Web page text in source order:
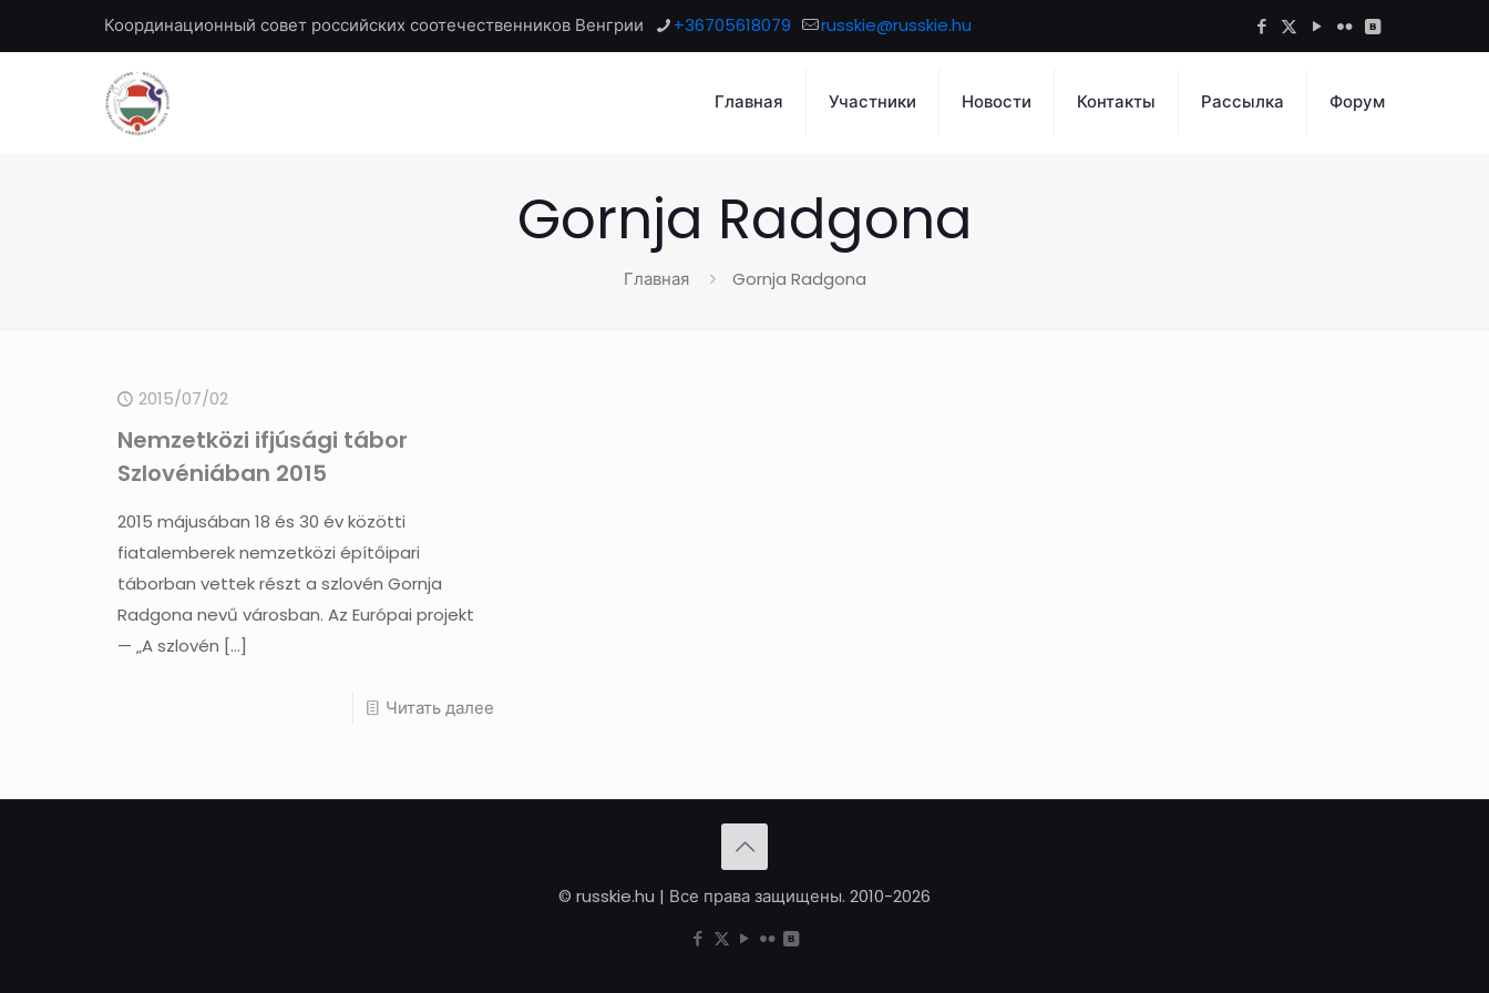
Координационный совет российских соотечественников Венгрии +36705618079 russkie@russkie.hu
Главная Участники Новости Контакты Рассылка Форум
Gornja Radgona
Главная Gornja Radgona
2015/07/02
Nemzetközi ifjúsági tábor
Szlovéniában 2015
2015 májusában 18 és 30 év közötti
fiatalemberek nemzetközi építőipari
táborban vettek részt a szlovén Gornja
Radgona nevű városban. Az Európai projekt
— „A szlovén […]
Читать далее
© russkie.hu | Все права защищены. 2010-2026